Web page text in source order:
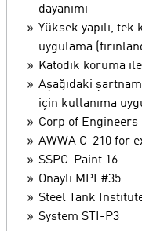
dayanımı
Yüksek yapılı,
uygulama
Katodik koruma
Aşağıdaki
için kullanıma
Corp of Engineers
AWWA C-210 for
SSPC-Paint 16
Onaylı MPI #35
Steel Tank
System STI-P3